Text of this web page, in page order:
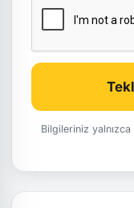
Bilgileriniz